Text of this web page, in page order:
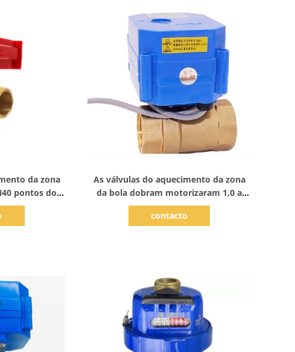
da zona
pontos do
de água
As válvulas do aquecimento da zona
da bola dobram motorizaram 1,0 a
válvula portuária da zona do Mpa 2
contacto